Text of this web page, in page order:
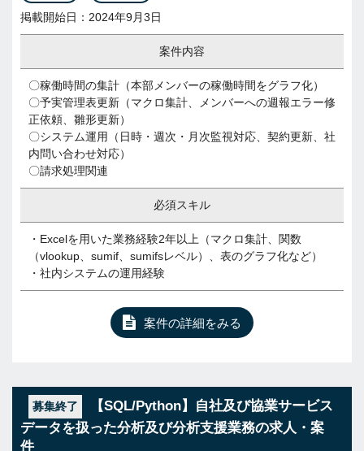
掲載開始日：2024年9月3日
案件内容
〇稼働時間の集計（本部メンバーの稼働時間をグラフ化）
〇予実管理表更新（マクロ集計、メンバーへの週報エラー修
正依頼、雛形更新）
〇システム運用（日時・週次・月次監視対応、契約更新、社
内問い合わせ対応）
〇請求処理関連
必須スキル
・Excelを用いた業務経験2年以上（マクロ集計、関数
（vlookup、sumif、sumifsレベル）、表のグラフ化など）
・社内システムの運用経験
案件の詳細をみる
募集終了
【SQL/Python】自社及び協業サービス
データを扱った分析及び分析支援業務の求人・案
件